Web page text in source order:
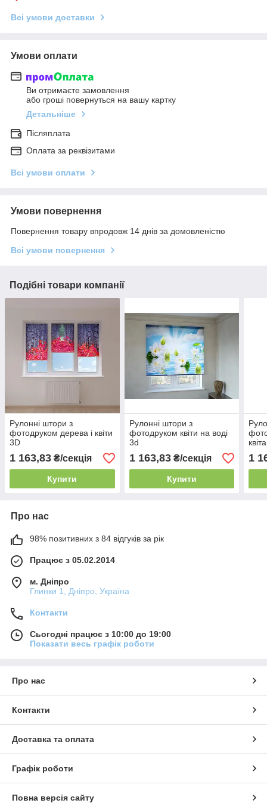
Всі умови доставки
Умови оплати
Ви отримаєте замовлення
або гроші повернуться на вашу картку
Детальніше
Післяплата
Оплата за реквізитами
Всі умови оплати
Умови повернення
Повернення товару впродовж 14 днів за домовленістю
Всі умови повернення
Подібні товари компанії
Рулонні штори з
фотодруком дерева і квіти
3D
1 163,83 ₴/секція
Купити
Рулонні штори з
фотодруком квіти на воді
3d
1 163,83₴/секція
Купити
1
Про нас
98% позитивних з 84 відгуків за рік
Працює з 05.02.2014
м. Дніпро
Глинки 1, Дніпро, Україна
Контакти
Сьогодні працює з 10:00 до 19:00
Показати весь графік роботи
Про нас
Контакти
Доставка та оплата
Графік роботи
Повна версія сайту